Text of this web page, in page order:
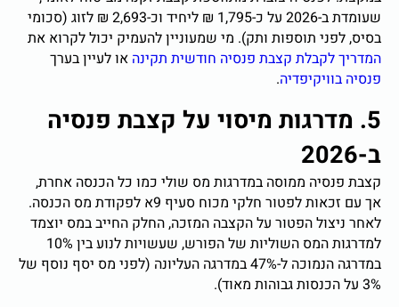
שעומדת ב-2026 על כ-1,795 ₪ ליחיד וכ-2,693 ₪ לזוג (סכומי
בסיס, לפני תוספות ותק). מי שמעוניין להעמיק יכול לקרוא את
המדריך לקבלת קצבת פנסיה חודשית תקינה או לעיין בערך
פנסיה בוויקיפדיה.
5. מדרגות מיסוי על קצבת פנסיה
ב-2026
קצבת פנסיה ממוסה במדרגות מס שולי כמו כל הכנסה אחרת,
אך עם זכאות לפטור חלקי מכוח סעיף 9א לפקודת מס הכנסה.
לאחר ניצול הפטור על הקצבה המזכה, החלק החייב במס יוצמד
למדרגות המס השוליות של הפורש, שעשויות לנוע בין 10%
במדרגה הנמוכה ל-47% במדרגה העליונה (לפני מס יסף נוסף של
3% על הכנסות גבוהות מאוד).